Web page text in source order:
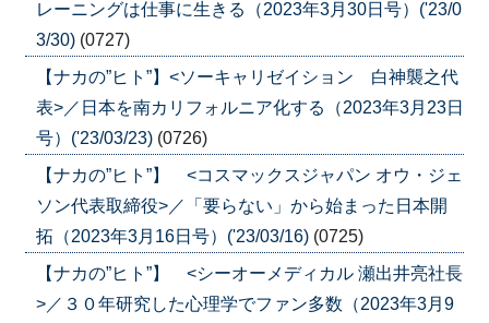
レーニングは仕事に生きる（2023年3月30日号）('23/0
3/30) (0727)
【ナカの”ヒト”】<ソーキャリゼイション 白神襲之代
表>／日本を南カリフォルニア化する（2023年3月23日
号）('23/03/23) (0726)
【ナカの”ヒト”】 <コスマックスジャパン オウ・ジェ
ソン代表取締役>／「要らない」から始まった日本開
拓（2023年3月16日号）('23/03/16) (0725)
【ナカの”ヒト”】 <シーオーメディカル 瀬出井亮社長
>／３０年研究した心理学でファン多数（2023年3月9